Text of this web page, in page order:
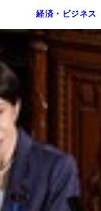
経済・ビジネス